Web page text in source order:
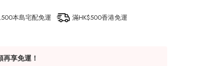
本島宅配免運 滿HK$500香港免運
享免運！